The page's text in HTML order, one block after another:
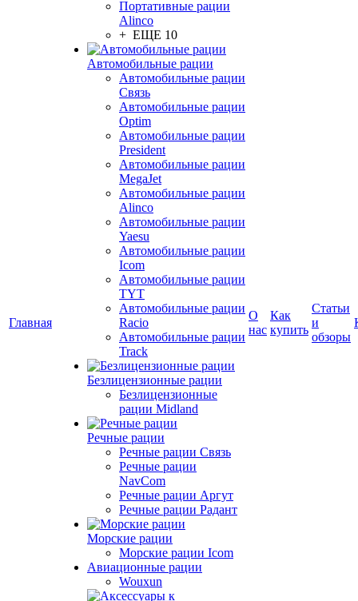
Главная
Портативные рации
Alinco
+ ЕЩЕ 10
Автомобильные рации
Автомобильные рации
Связь
Автомобильные рации
Optim
Автомобильные рации
President
Автомобильные рации
MegaJet
Автомобильные рации
Alinco
Автомобильные рации
Yaesu
Автомобильные рации
Icom
Автомобильные рации
TYT
Автомобильные рации
Racio
Автомобильные рации
Track
Безлицензионные рации
Безлицензионные
рации Midland
Речные рации
Речные рации Связь
Речные рации
NavCom
Речные рации Аргут
Речные рации Радант
Морские рации
Морские рации Icom
Авиационные рации
Wouxun
О
нас
Как
купить
Статьи
и
обзоры